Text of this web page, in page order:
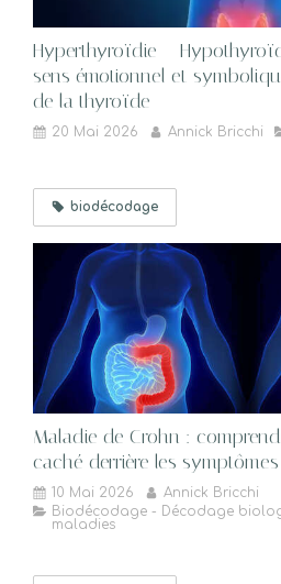
Hyperthyroïdie –
sens émotionnel et
de la thyroïde
20 Mai 2026 Annick Bricchi
biodécodage
Maladie de Crohn :
caché derrière les symptômes
10 Mai 2026
Annick Bricchi
Biodécodage - Décodage
maladies